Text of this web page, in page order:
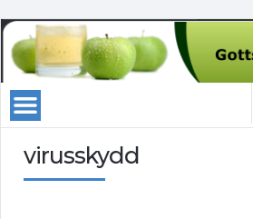
virusskydd